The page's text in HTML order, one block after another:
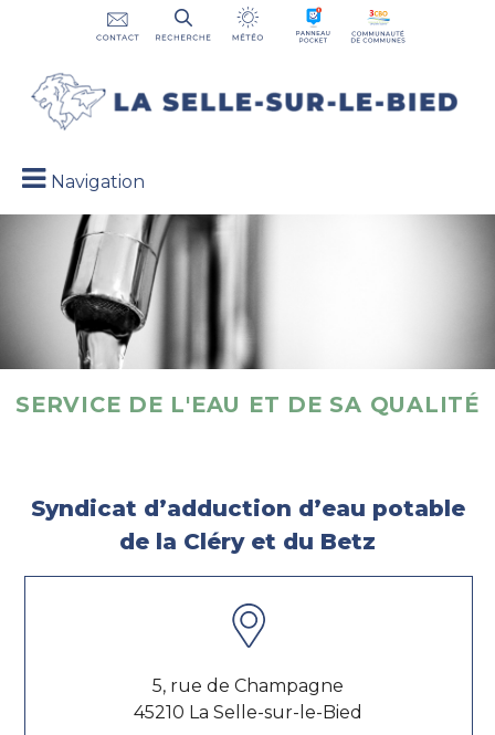
Navigation
SERVICE DE L'EAU ET DE SA QUALITÉ
Syndicat d’adduction d’eau potable
de la Cléry et du Betz
5, rue de Champagne
45210 La Selle-sur-le-Bied